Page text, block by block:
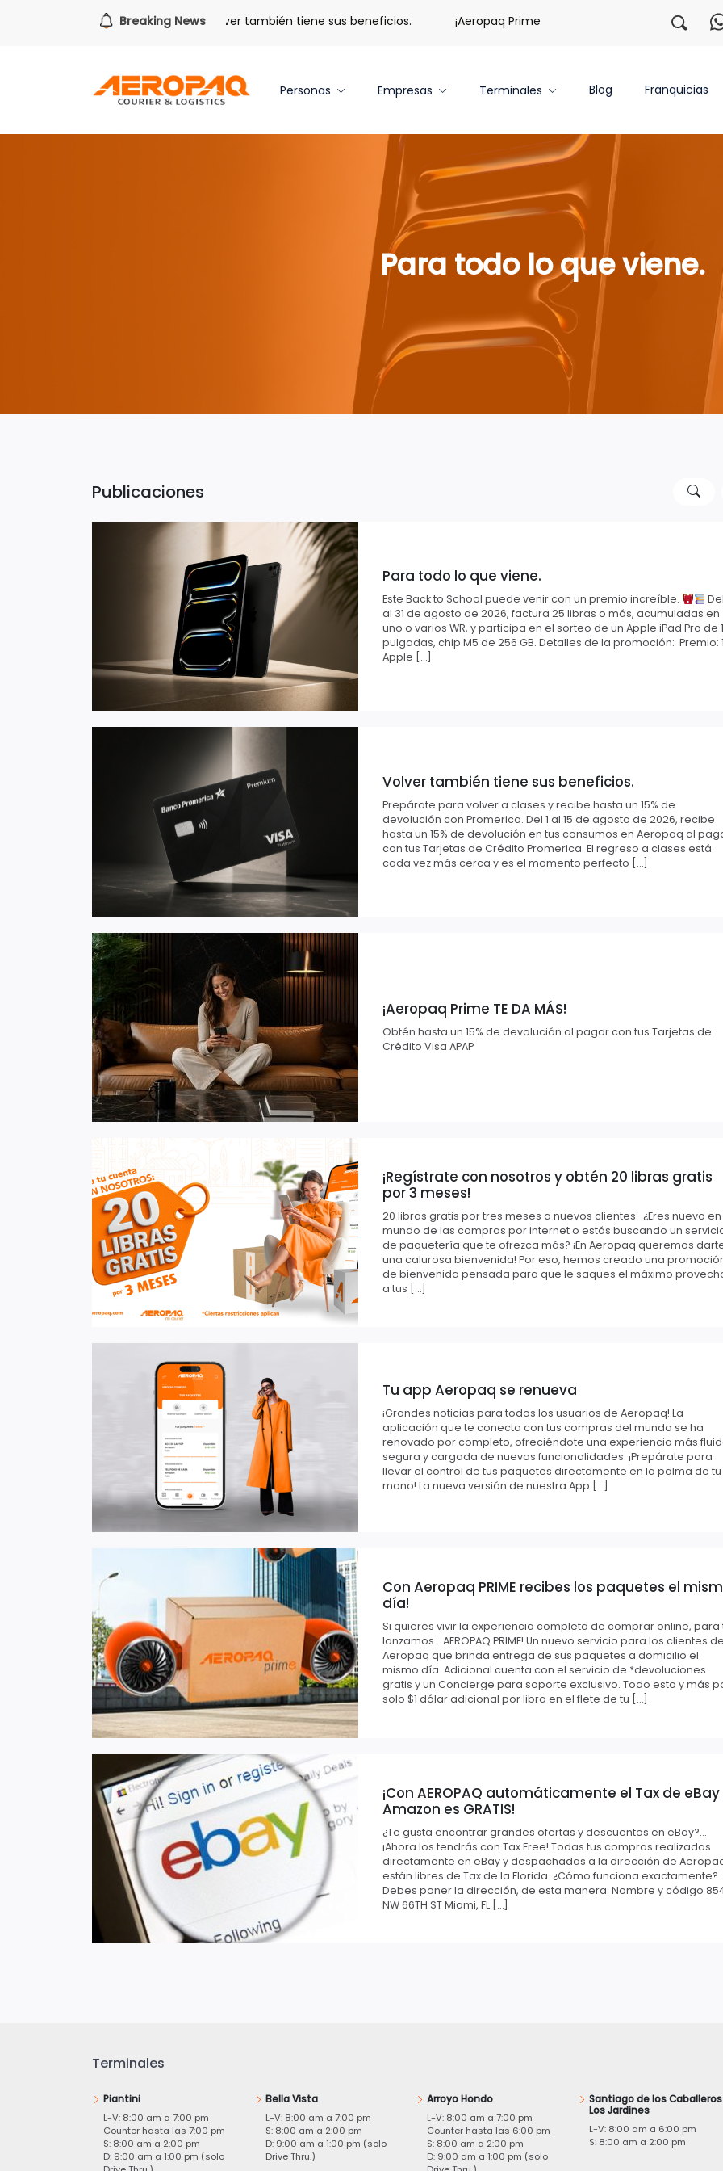
Breaking News
todo lo que viene. Volver también tiene sus beneficios. ¡Aeropaq Prime TE DA MÁS! ¡Regístrate con
Personas Empresas Terminales Blog Franquicias
Para todo lo que viene.
Publicaciones
Para todo lo que viene.
Este Back to School puede venir con un premio increíble.
al 31 de agosto de 2026, factura 25 libras o más, acumuladas en
uno o varios WR, y participa en el sorteo de un Apple iPad Pro de
pulgadas, chip M5 de 256 GB. Detalles de la promoción: Premio:
Apple […]
Volver también tiene sus beneficios.
Prepárate para volver a clases y recibe hasta un 15% de
devolución con Promerica. Del 1 al 15 de agosto de 2026, recibe
hasta un 15% de devolución en tus consumos en Aeropaq al
con tus Tarjetas de Crédito Promerica. El regreso a clases está
cada vez más cerca y es el momento perfecto […]
¡Aeropaq Prime TE DA MÁS!
Obtén hasta un 15% de devolución al pagar con tus Tarjetas de
Crédito Visa APAP
¡Regístrate con nosotros y obtén 20 libras gratis
por 3 meses!
20 libras gratis por tres meses a nuevos clientes: ¿Eres nuevo
mundo de las compras por internet o estás buscando un
de paquetería que te ofrezca más? ¡En Aeropaq queremos
una calurosa bienvenida! Por eso, hemos creado una
de bienvenida pensada para que le saques el máximo
a tus […]
Tu app Aeropaq se renueva
¡Grandes noticias para todos los usuarios de Aeropaq! La
aplicación que te conecta con tus compras del mundo se ha
renovado por completo, ofreciéndote una experiencia más
segura y cargada de nuevas funcionalidades. ¡Prepárate para
llevar el control de tus paquetes directamente en la palma de tu
mano! La nueva versión de nuestra App […]
Con Aeropaq PRIME recibes los paquetes el
día!
Si quieres vivir la experiencia completa de comprar online, para
lanzamos… AEROPAQ PRIME! Un nuevo servicio para los clientes
Aeropaq que brinda entrega de sus paquetes a domicilio el
mismo día. Adicional cuenta con el servicio de *devoluciones
gratis y un Concierge para soporte exclusivo. Todo esto y más
solo $1 dólar adicional por libra en el flete de tu […]
¡Con AEROPAQ automáticamente el Tax de
Amazon es GRATIS!
¿Te gusta encontrar grandes ofertas y descuentos en eBay?…
¡Ahora los tendrás con Tax Free! Todas tus compras realizadas
directamente en eBay y despachadas a la dirección de
están libres de Tax de la Florida. ¿Cómo funciona exactamente?
Debes poner la dirección, de esta manera: Nombre y código
NW 66TH ST Miami, FL […]
Terminales
Piantini
L-V: 8:00 am a 7:00 pm
Counter hasta las 7:00 pm
S: 8:00 am a 2:00 pm
D: 9:00 am a 1:00 pm (solo
Bella Vista
L-V: 8:00 am a 7:00 pm
S: 8:00 am a 2:00 pm
D: 9:00 am a 1:00 pm (solo
Drive Thru.)
Arroyo Hondo
L-V: 8:00 am a 7:00 pm
Counter hasta las 6:00 pm
S: 8:00 am a 2:00 pm
D: 9:00 am a 1:00 pm (solo
Santiago de los
Los Jardines
L-V: 8:00 am a 6:00 pm
S: 8:00 am a 2:00 pm